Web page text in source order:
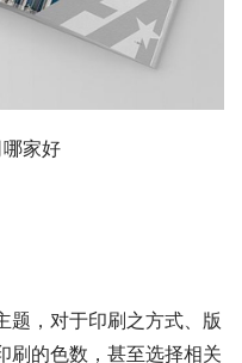
家好
，对于印刷之方式、版
刷的色数，甚至选择相关